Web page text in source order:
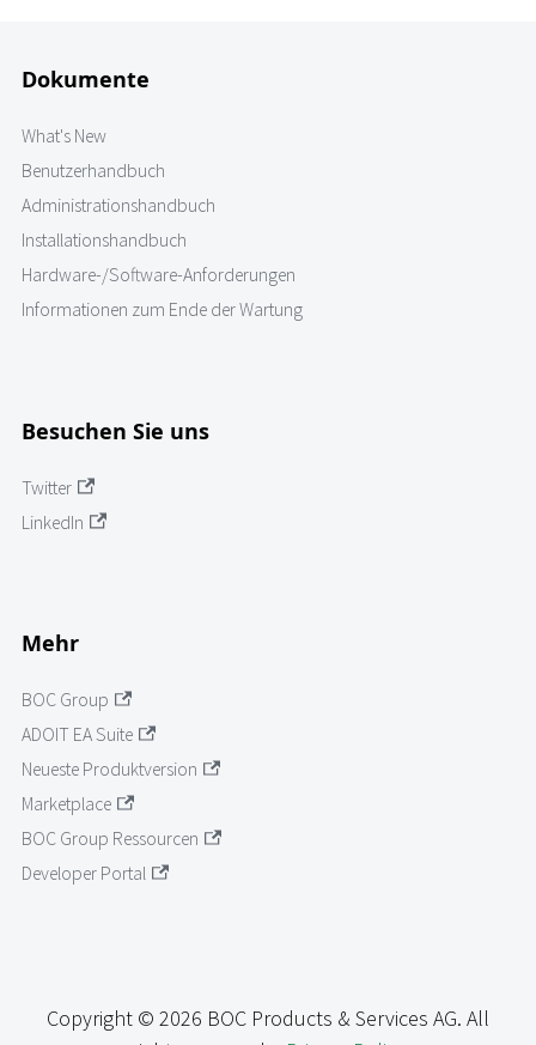
Dokumente
What's New
Benutzerhandbuch
Administrationshandbuch
Installationshandbuch
Hardware-/Software-Anforderungen
Informationen zum Ende der Wartung
Besuchen Sie uns
Twitter
LinkedIn
Mehr
BOC Group
ADOIT EA Suite
Neueste Produktversion
Marketplace
BOC Group Ressourcen
Developer Portal
Copyright © 2026 BOC Products & Services AG. All